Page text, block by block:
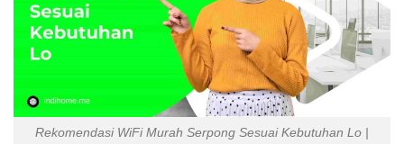
Rekomendasi WiFi Murah Serpong Sesuai Kebutuhan Lo |